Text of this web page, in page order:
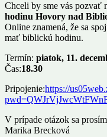
Chceli by sme vás pozvať
hodinu Hovory nad
Online znamená, že sa
mať biblickú hodinu.
Termín: piatok, 11.
Čas:18.30
Pripojenie:https://
V prípade otázok sa
Marika Brecková